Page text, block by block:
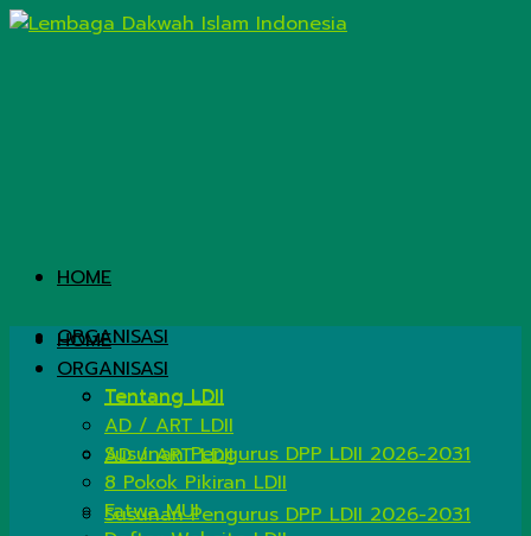
HOME
ORGANISASI
Tentang LDII
AD / ART LDII
Susunan Pengurus DPP LDII 2026-2031
HOME
ORGANISASI
Tentang LDII
AD / ART LDII
Susunan Pengurus DPP LDII 2026-2031
8 Pokok Pikiran LDII
Fatwa MUI